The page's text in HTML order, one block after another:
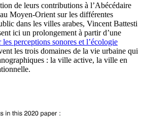
de leurs contributions à l’Abécédaire
Moyen-Orient sur les différentes
dans les villes arabes, Vincent Battesti
ici un prolongement à partir d’une
perceptions sonores et l’écologie
les trois domaines de la vie urbaine qui
: la ville active, la ville en